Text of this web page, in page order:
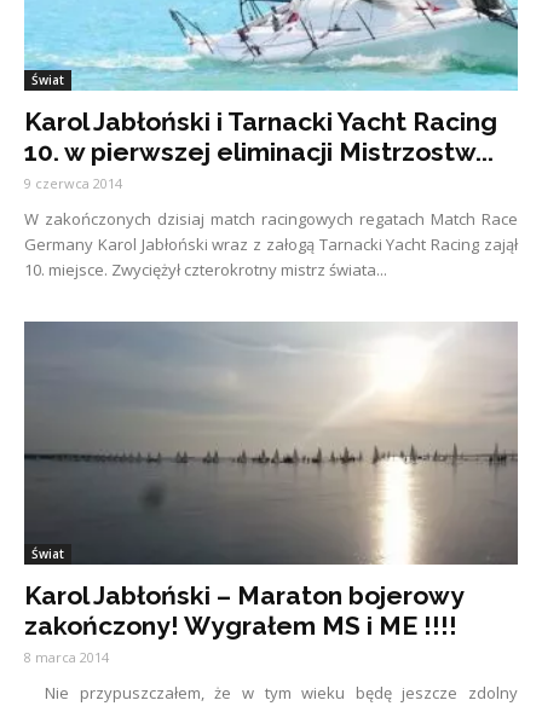
Świat
Karol Jabłoński i Tarnacki Yacht Racing
10. w pierwszej eliminacji Mistrzostw...
9 czerwca 2014
W zakończonych dzisiaj match racingowych regatach Match Race
Germany Karol Jabłoński wraz z załogą Tarnacki Yacht Racing zajął
10. miejsce. Zwyciężył czterokrotny mistrz świata...
Świat
Karol Jabłoński – Maraton bojerowy
zakończony! Wygrałem MS i ME !!!!
8 marca 2014
Nie przypuszczałem, że w tym wieku będę jeszcze zdolny